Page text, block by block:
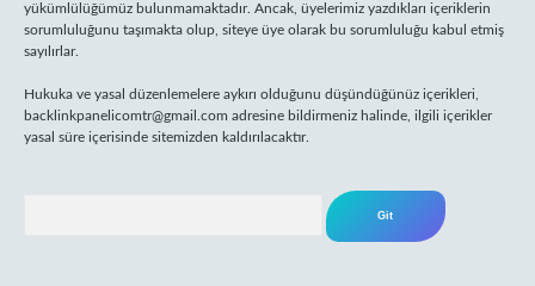
yükümlülüğümüz bulunmamaktadır. Ancak, üyelerimiz yazdıkları içeriklerin
sorumluluğunu taşımakta olup, siteye üye olarak bu sorumluluğu kabul etmiş
sayılırlar.
Hukuka ve yasal düzenlemelere aykırı olduğunu düşündüğünüz içerikleri,
backlinkpanelicomtr@gmail.com adresine bildirmeniz halinde, ilgili içerikler
yasal süre içerisinde sitemizden kaldırılacaktır.